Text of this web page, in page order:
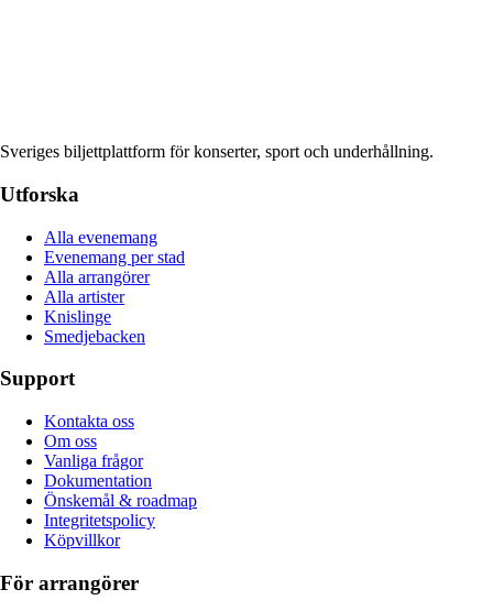
Sveriges biljettplattform för konserter, sport och underhållning.
Utforska
Alla evenemang
Evenemang per stad
Alla arrangörer
Alla artister
Knislinge
Smedjebacken
Support
Kontakta oss
Om oss
Vanliga frågor
Dokumentation
Önskemål & roadmap
Integritetspolicy
Köpvillkor
För arrangörer